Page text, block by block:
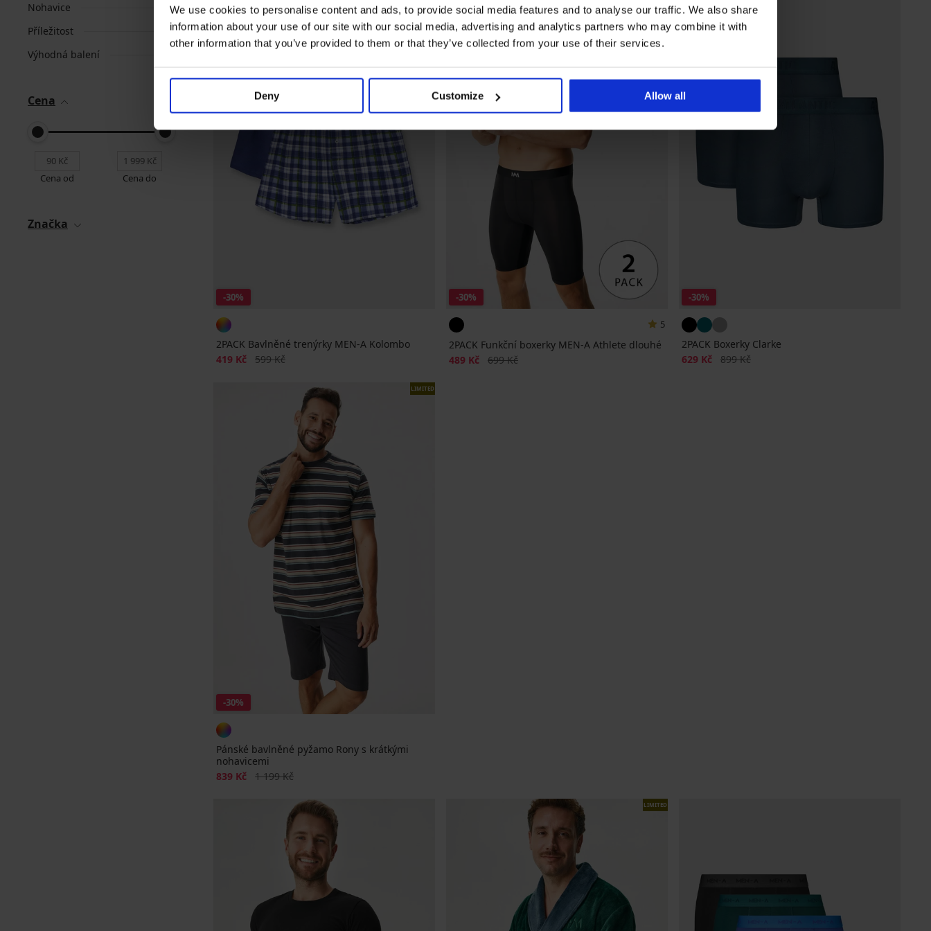
We use cookies to personalise content and ads, to provide social media features and to analyse our traffic. We also share
information about your use of our site with our social media, advertising and analytics partners who may combine it with
other information that you’ve provided to them or that they’ve collected from your use of their services.
Deny Customize Allow all
Nohavice
Příležitost
Výhodná balení
Cena
Cena od Cena do
Značka
-30%
2PACK Bavlněné trenýrky MEN-A Kolombo
Sleva
419 Kč Původní cena
599 Kč
-30%
5
2PACK Funkční boxerky MEN-A Athlete dlouhé
Sleva
489 Kč Původní cena
699 Kč
-30%
2PACK Boxerky Clarke
Sleva
629 Kč Původní cena
899 Kč
LIMITED
-30%
Pánské bavlněné pyžamo Rony s krátkými
nohavicemi
Sleva
839 Kč Původní cena
1 199 Kč
LIMITED